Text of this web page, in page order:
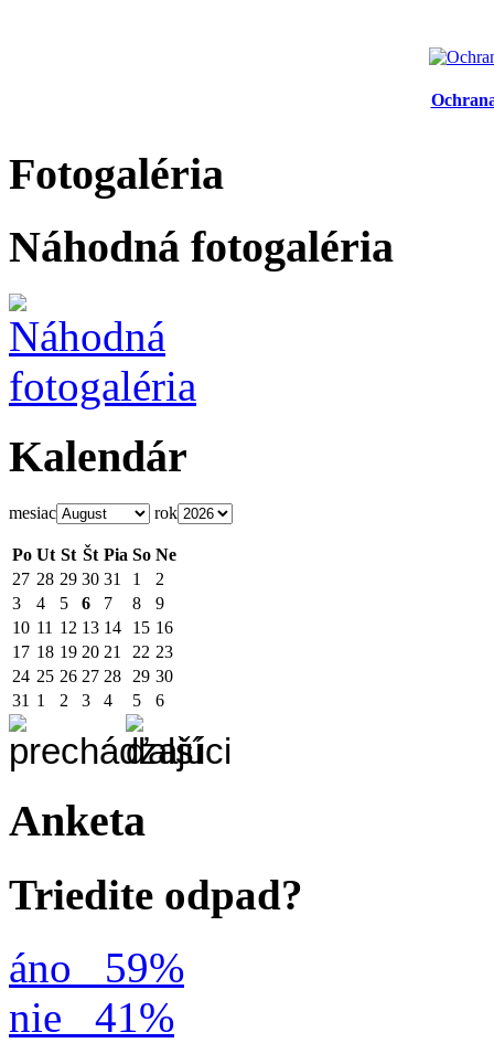
Fotogaléria
Náhodná fotogaléria
Kalendár
mesiac rok
Po Ut St Št Pia So Ne
27 28 29 30 31 1
2
3
4 5 6 7 8
9
10 11 12 13 14 15 16
17 18 19 20 21 22 23
24 25 26 27 28 29 30
31 1 2 3 4 5 6
Anketa
Triedite odpad?
áno
59%
nie
41%